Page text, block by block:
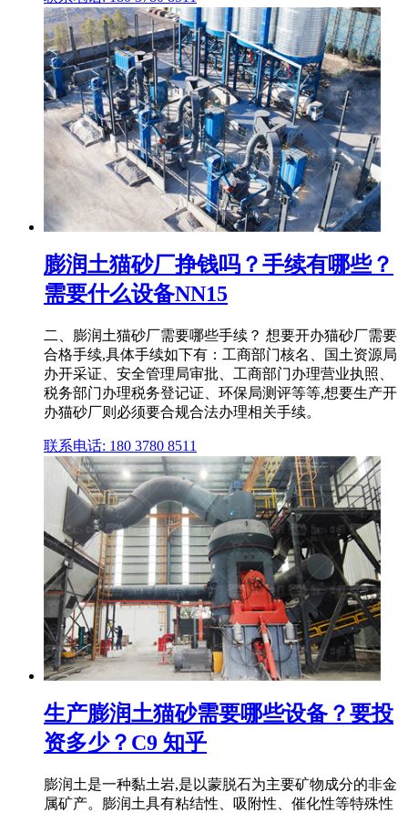
膨润土猫砂厂挣钱吗？手续有哪些？
需要什么设备NN15
二、膨润土猫砂厂需要哪些手续？ 想要开办猫砂厂需要
合格手续,具体手续如下有：工商部门核名、国土资源局
办开采证、安全管理局审批、工商部门办理营业执照、
税务部门办理税务登记证、环保局测评等等,想要生产开
办猫砂厂则必须要合规合法办理相关手续。
联系电话: 180 3780 8511
生产膨润土猫砂需要哪些设备？要投
资多少？C9 知乎
膨润土是一种黏土岩,是以蒙脱石为主要矿物成分的非金
属矿产。膨润土具有粘结性、吸附性、催化性等特殊性